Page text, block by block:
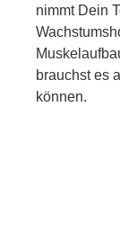
nimmt Dein
brauchst es
können.